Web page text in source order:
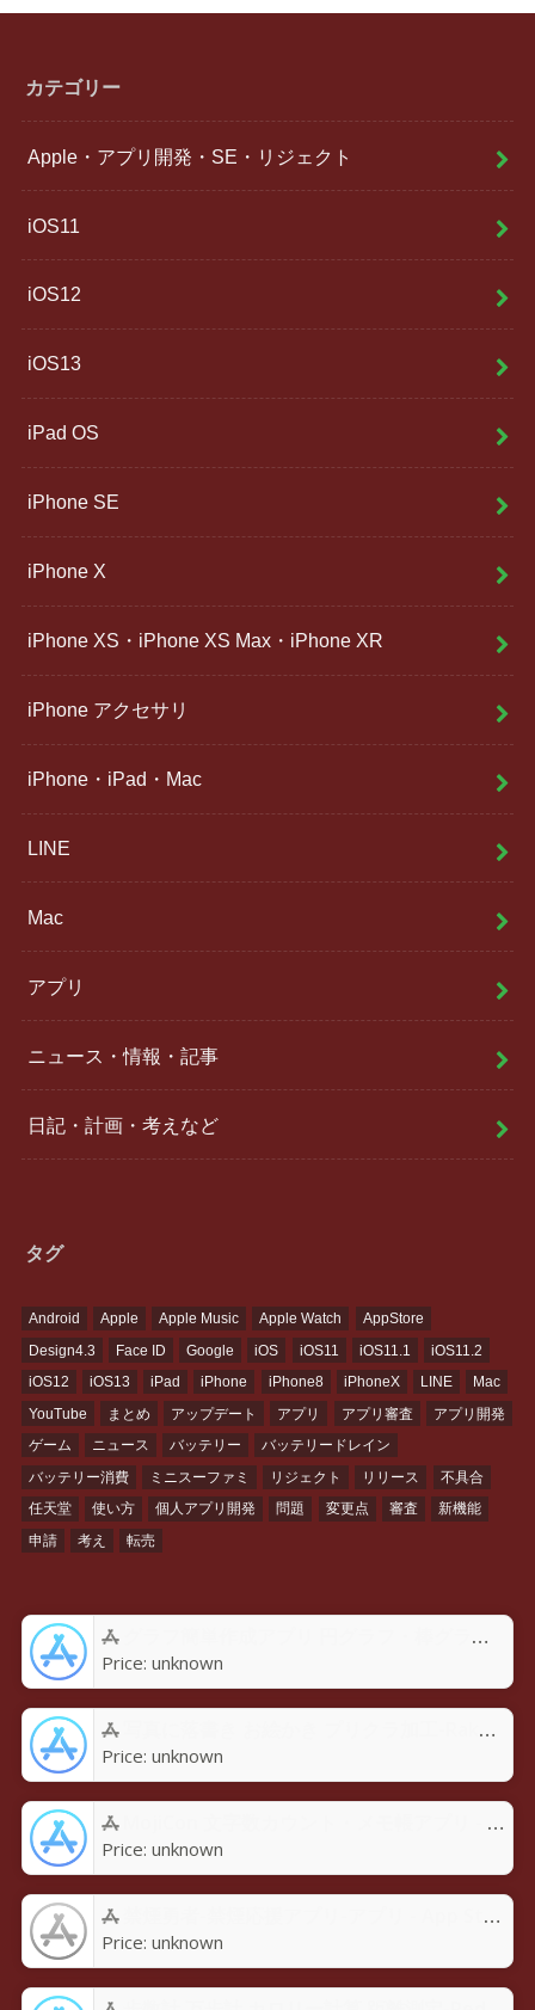
カテゴリー
Apple・アプリ開発・SE・リジェクト
iOS11
iOS12
iOS13
iPad OS
iPhone SE
iPhone X
iPhone XS・iPhone XS Max・iPhone XR
iPhone アクセサリ
iPhone・iPad・Mac
LINE
Mac
アプリ
ニュース・情報・記事
日記・計画・考えなど
タグ
Android Apple Apple Music Apple Watch
AppStore
Design4.3
Face ID Google iOS iOS11 iOS11.1
iOS11.2
iOS12
iOS13 iPad iPhone iPhone8 iPhoneX LINE
Mac
YouTube
まとめ アップデート アプリ アプリ審査
アプリ開発
ゲーム
ニュース バッテリー
バッテリードレイン
バッテリー消費
ミニスーファミ リジェクト リリース
不具合
任天堂
使い方 個人アプリ開発 問題 変更点 審査
新機能
申請
考え 転売
グラフ簡単作成アプリ 円グラフ・棒グラフ・折れ線GraPhoアプリ - App Store
Price: unknown
写真に落書き お絵かき プリクラ加工-Rakugaky-アプリ - App Store
Price: unknown
MojiCon 文字数カウント・メモ帳アプリ - App Store
Price: unknown
禁煙勇者-禁煙応援アプリ-アプリ - App Store
Price: unknown